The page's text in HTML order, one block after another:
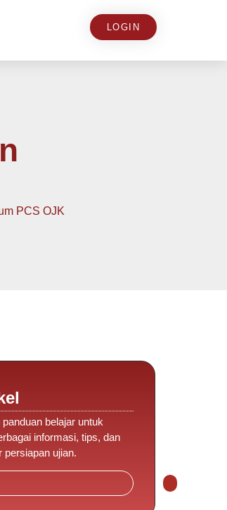
LOGIN
PCS OJK
belajar untuk
informasi, tips, dan
persiapan ujian.